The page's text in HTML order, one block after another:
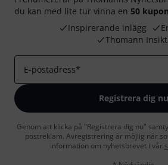
du kan med lite tur vinna en 50
Inspirerande inlägg
Thomann
E-postadress*
Registrera dig nu
Genom att klicka på "Registrera dig nu"
postreklam. Avregistrering är möjlig när
information om nyhetsbrevet i vår